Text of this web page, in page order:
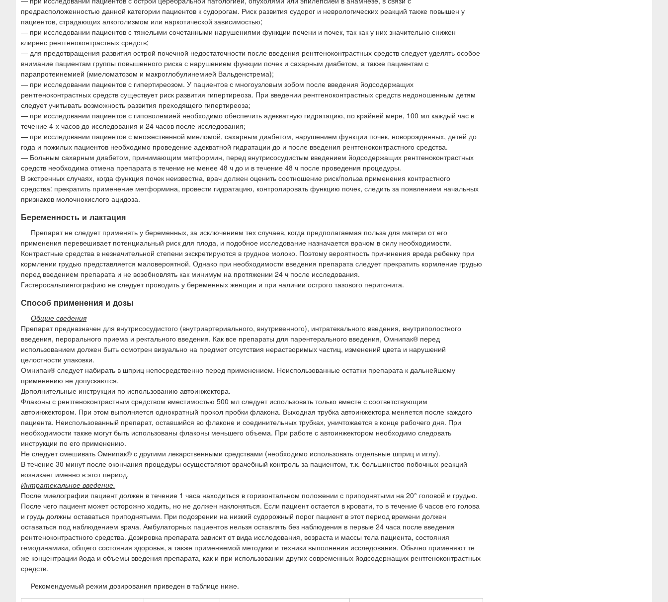
предрасположенностью данной категории пациентов к судорогам. Риск развития судорог и неврологических реакций также повышен у
пациентов, страдающих алкоголизмом или наркотической зависимостью;
— при исследовании пациентов с тяжелыми сочетанными нарушениями функции печени и почек, так как у них значительно снижен
клиренс рентгеноконтрастных средств;
— для предотвращения развития острой почечной недостаточности после введения рентгеноконтрастных средств следует уделять особое
внимание пациентам группы повышенного риска с нарушением функции почек и сахарным диабетом, а также пациентам с
парапротеинемией (миеломатозом и макроглобулинемией Вальденстрема);
— при исследовании пациентов с гипертиреозом. У пациентов с многоузловым зобом после введения йодсодержащих
рентгеноконтрастных средств существует риск развития гипертиреоза. При введении рентгеноконтрастных средств недоношенным детям
следует учитывать возможность развития преходящего гипертиреоза;
— при исследовании пациентов с гиповолемией необходимо обеспечить адекватную гидратацию, по крайней мере, 100 мл каждый час в
течение 4-х часов до исследования и 24 часов после исследования;
— при исследовании пациентов с множественной миеломой, сахарным диабетом, нарушением функции почек, новорожденных, детей до
года и пожилых пациентов необходимо проведение адекватной гидратации до и после введения рентгеноконтрастного средства.
— Больным сахарным диабетом, принимающим метформин, перед внутрисосудистым введением йодсодержащих рентгеноконтрастных
средств необходима отмена препарата в течение не менее 48 ч до и в течение 48 ч после проведения процедуры.
В экстренных случаях, когда функция почек неизвестна, врач должен оценить соотношение риск/польза применения контрастного
средства: прекратить применение метформина, провести гидратацию, контролировать функцию почек, следить за появлением начальных
признаков молочнокислого ацидоза.
Беременность и лактация
Препарат не следует применять у беременных, за исключением тех случаев, когда предполагаемая польза для матери от его
применения перевешивает потенциальный риск для плода, и подобное исследование назначается врачом в силу необходимости.
Контрастные средства в незначительной степени экскретируются в грудное молоко. Поэтому вероятность причинения вреда ребенку при
кормлении грудью представляется маловероятной. Однако при необходимости введения препарата следует прекратить кормление грудью
перед введением препарата и не возобновлять как минимум на протяжении 24 ч после исследования.
Гистеросальпингографию не следует проводить у беременных женщин и при наличии острого тазового перитонита.
Способ применения и дозы
Общие сведения
Препарат предназначен для внутрисосудистого (внутриартериального, внутривенного), интратекального введения, внутриполостного
введения, перорального приема и ректального введения. Как все препараты для парентерального введения, Омнипак® перед
использованием должен быть осмотрен визуально на предмет отсутствия нерастворимых частиц, изменений цвета и нарушений
целостности упаковки.
Омнипак® следует набирать в шприц непосредственно перед применением. Неиспользованные остатки препарата к дальнейшему
применению не допускаются.
Дополнительные инструкции по использованию автоинжектора.
Флаконы с рентгеноконтрастным средством вместимостью 500 мл следует использовать только вместе с соответствующим
автоинжектором. При этом выполняется однократный прокол пробки флакона. Выходная трубка автоинжектора меняется после каждого
пациента. Неиспользованный препарат, оставшийся во флаконе и соединительных трубках, уничтожается в конце рабочего дня. При
необходимости также могут быть использованы флаконы меньшего объема. При работе с автоинжектором необходимо следовать
инструкции по его применению.
Не следует смешивать Омнипак® с другими лекарственными средствами (необходимо использовать отдельные шприц и иглу).
В течение 30 минут после окончания процедуры осуществляют врачебный контроль за пациентом, т.к. большинство побочных реакций
возникает именно в этот период.
Интратекальное введение.
После миелографии пациент должен в течение 1 часа находиться в горизонтальном положении с приподнятыми на 20° головой и грудью.
После чего пациент может осторожно ходить, но не должен наклоняться. Если пациент остается в кровати, то в течение 6 часов его голова
и грудь должны оставаться приподнятыми. При подозрении на низкий судорожный порог пациент в этот период времени должен
оставаться под наблюдением врача. Амбулаторных пациентов нельзя оставлять без наблюдения в первые 24 часа после введения
рентгеноконтрастного средства. Дозировка препарата зависит от вида исследования, возраста и массы тела пациента, состояния
гемодинамики, общего состояния здоровья, а также применяемой методики и техники выполнения исследования. Обычно применяют те
же концентрации йода и объемы введения препарата, как и при использовании других современных йодсодержащих рентгеноконтрастных
средств.
Рекомендуемый режим дозирования приведен в таблице ниже.